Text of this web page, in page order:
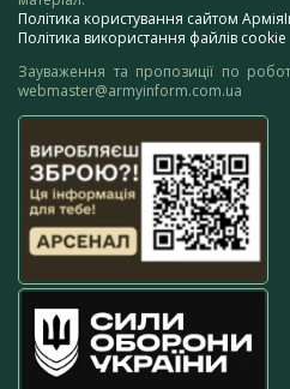
Політика користування сайтом
Політика використання файлів cookie
Зауваження та пропозиції по
webmaster@armyinform.com.ua